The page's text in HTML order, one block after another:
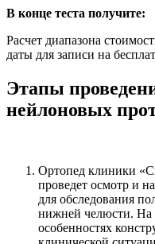
В конце теста получите:
Расчет диапазона
даты для записи на
Этапы
нейлоновых
Ортопед клиники
проведет осмотр и
для обследования
нижней челюсти. На
особенностях